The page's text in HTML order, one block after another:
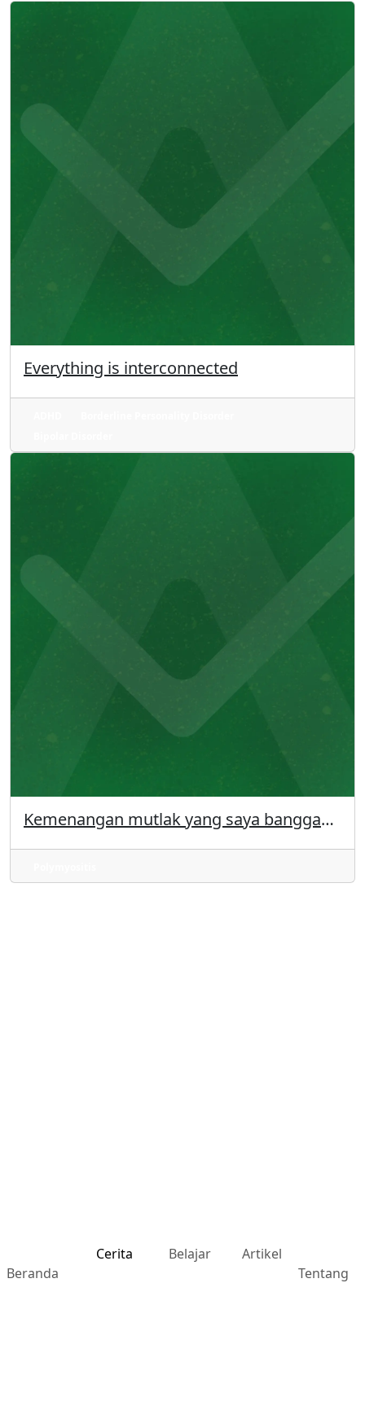
Beranda
Cerita Belajar
Artikel
Tentang
Everything is interconnected
Kemenangan mutlak yang saya banggakan